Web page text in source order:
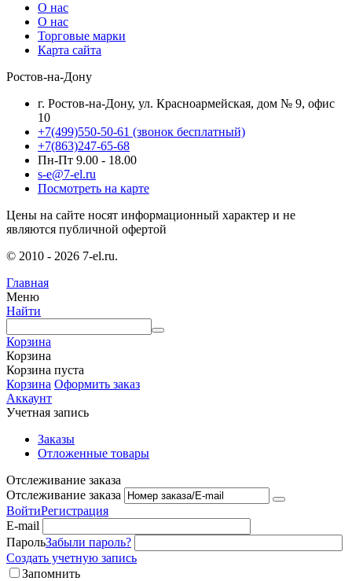
О нас
О нас
Торговые марки
Карта сайта
Ростов-на-Дону
г. Ростов-на-Дону, ул. Красноармейская, дом № 9, офис
10
+7(499)550-50-61 (звонок бесплатный)
+7(863)247-65-68
Пн-Пт 9.00 - 18.00
s-e@7-el.ru
Посмотреть на карте
Цены на сайте носят информационный характер и не
являются публичной офертой
© 2010 - 2026 7-el.ru.
Главная
Меню
Найти
Корзина
Корзина
Корзина пуста
Корзина Оформить заказ
Аккаунт
Учетная запись
Заказы
Отложенные товары
Отслеживание заказа
Отслеживание заказа
ВойтиРегистрация
E-mail
ПарольЗабыли пароль?
Создать учетную запись
Запомнить